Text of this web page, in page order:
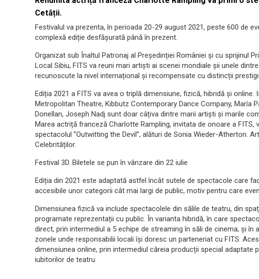
Cetății.
Festivalul va prezenta, în perioada 20-29 august 2021, peste 600 de
complexă ediție desfășurată până în prezent.
Organizat sub Înaltul Patronaj al Președinției României și cu sprijinul
Local Sibiu, FITS va reuni mari artiști ai scenei mondiale șii unele
recunoscute la nivel internațional și recompensate cu distincții
Ediția 2021 a FITS va avea o triplă dimensiune, fizică, hibridă și online.
Metropolitan Theatre, Kibbutz Contemporary Dance Company, María
Donellan, Joseph Nadj sunt doar câțiva dintre marii artiști și marile
Marea actriță franceză Charlotte Rampling, invitata de onoare a
spectacolul ”Outwitting the Devil”, alături de Sonia Wieder-Atherton.
Celebrităților.
Festival 3D. Biletele se pun în vânzare din 22 iulie
Ediția din 2021 este adaptată astfel încât sutele de spectacole care
accesibile unor categorii cât mai largi de public, motiv pentru care
Dimensiunea fizică va include spectacolele din sălile de teatru, din
programate reprezentații cu public. În varianta hibridă, în care
direct, prin intermediul a 5 echipe de streaming în săli de cinema, și în
zonele unde responsabilii locali își doresc un parteneriat cu FITS.
dimensiunea online, prin intermediul căreia producții special adaptate
iubitorilor de teatru.